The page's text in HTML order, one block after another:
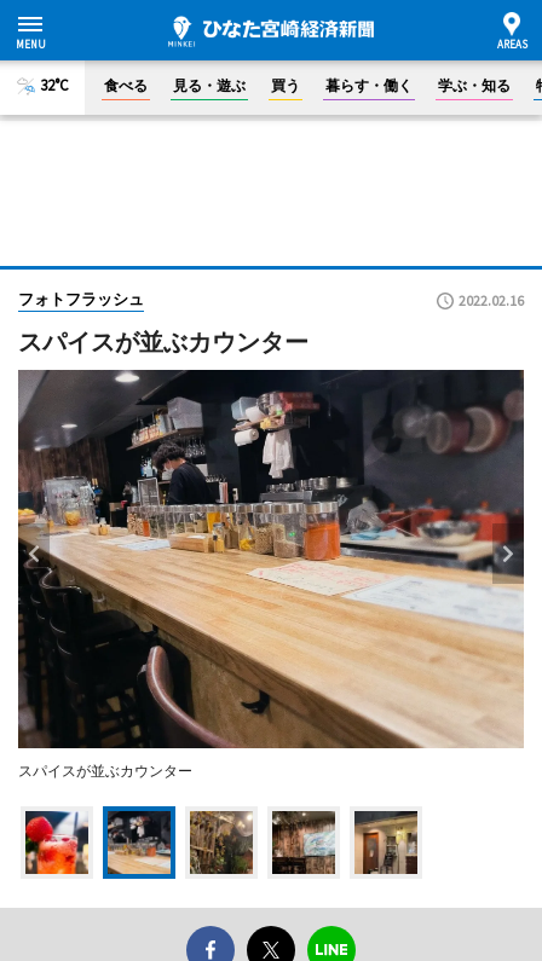
32°C 食べる 見る・遊ぶ 買う 暮らす・働く 学ぶ・知る
フォトフラッシュ 2022.02.16
スパイスが並ぶカウンター
スパイスが並ぶカウンター